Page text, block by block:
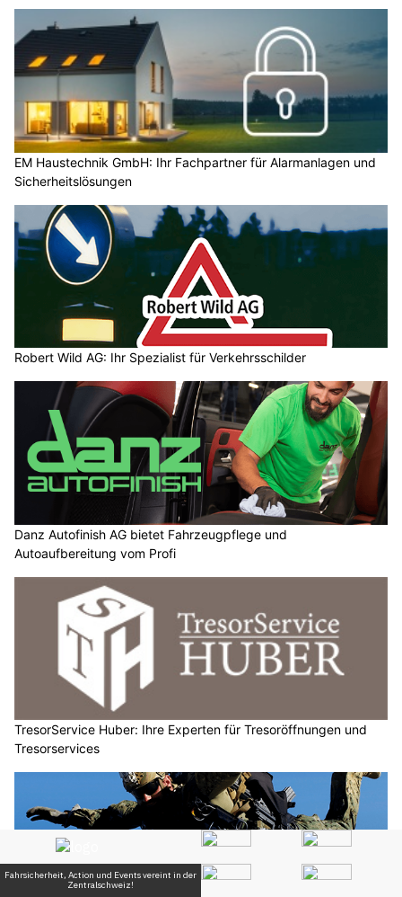
EM Haustechnik GmbH: Ihr Fachpartner für Alarmanlagen und
Sicherheitslösungen
Robert Wild AG: Ihr Spezialist für Verkehrsschilder
Danz Autofinish AG bietet Fahrzeugpflege und
Autoaufbereitung vom Profi
TresorService Huber: Ihre Experten für Tresoröffnungen und
Tresorservices